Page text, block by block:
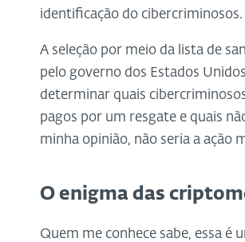
identificação do cibercriminosos.
A seleção por meio da lista de
pelo governo dos Estados
determinar quais
pagos por um resgate e quais
minha opinião, não seria a ação
O enigma das
Quem me conhece sabe, essa é